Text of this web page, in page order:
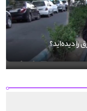
را دیده‌اید؟